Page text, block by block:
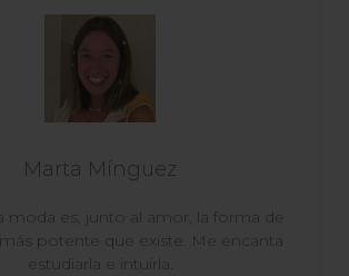
Marta Mínguez
moda es, junto al amor, la forma de
potente que existe. Me encanta
estudiarla e intuirla.